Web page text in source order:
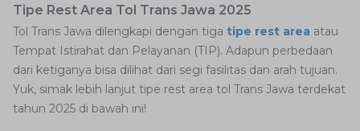
Tipe Rest Area Tol Trans Jawa 2025
Tol Trans Jawa dilengkapi dengan tiga tipe rest area atau
Tempat Istirahat dan Pelayanan (TIP). Adapun perbedaan
dari ketiganya bisa dilihat dari segi fasilitas dan arah tujuan.
Yuk, simak lebih lanjut tipe rest area tol Trans Jawa terdekat
tahun 2025 di bawah ini!